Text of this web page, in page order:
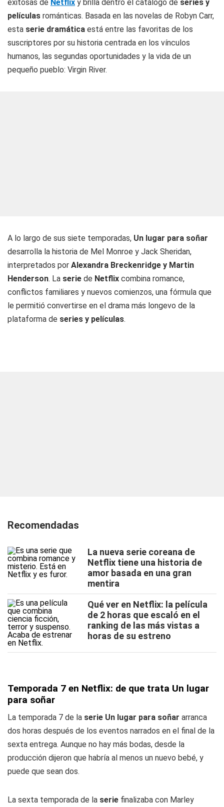
exitosas de Netflix y brilla dentro el catálogo de series y
películas románticas. Basada en las novelas de Robyn Carr,
esta serie dramática está entre las favoritas de los
suscriptores por su historia centrada en los vínculos
humanos, las segundas oportunidades y la vida de un
pequeño pueblo: Virgin River.
A lo largo de sus siete temporadas, Un lugar para soñar
desarrolla la historia de Mel Monroe y Jack Sheridan,
interpretados por Alexandra Breckenridge y Martin
Henderson. La serie de Netflix combina romance,
conflictos familiares y nuevos comienzos, una fórmula que
le permitió convertirse en el drama más longevo de la
plataforma de series y películas.
Recomendadas
La nueva serie coreana de
Netflix tiene una historia de
amor basada en una gran
mentira
Qué ver en Netflix: la película
de 2 horas que escaló en el
ranking de las más vistas a
horas de su estreno
Temporada 7 en Netflix: de que trata Un lugar
para soñar
La temporada 7 de la serie Un lugar para soñar arranca
dos horas después de los eventos narrados en el final de la
sexta entrega. Aunque no hay más bodas, desde la
producción dijeron que habría al menos un nuevo bebé, y
puede que sean dos.
La sexta temporada de la serie finalizaba con Marley